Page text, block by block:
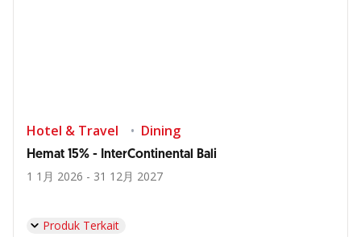
Hotel & Travel Dining
Hemat 15% - InterContinental Bali
1 1月 2026 - 31 12月 2027
Produk Terkait